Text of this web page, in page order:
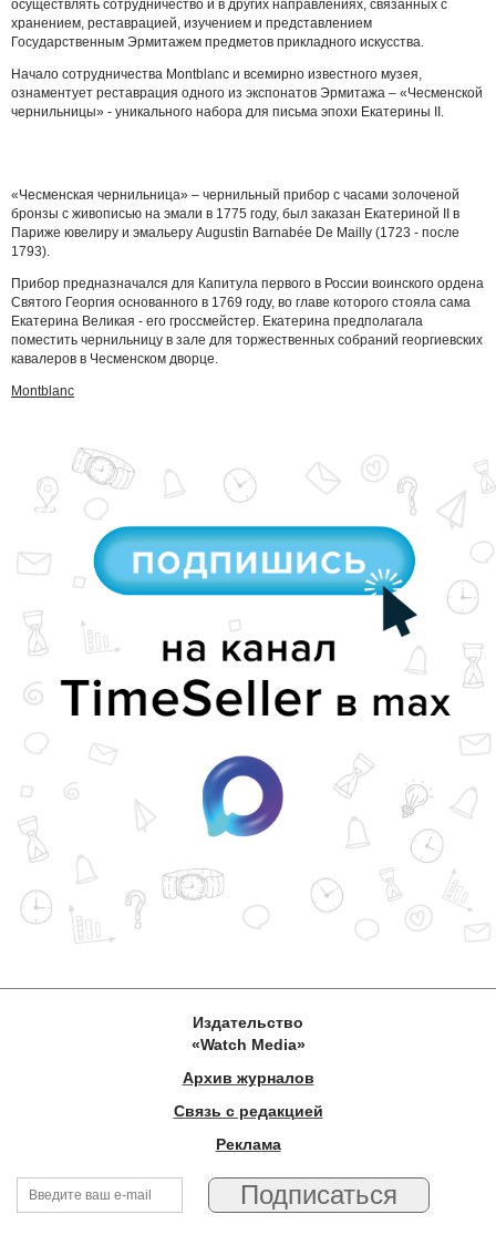
осуществлять сотрудничество и в других направлениях, связанных с
хранением, реставрацией, изучением и представлением
Государственным Эрмитажем предметов прикладного искусства.
Начало сотрудничества Montblanc и всемирно известного музея,
ознаментует реставрация одного из экспонатов Эрмитажа – «Чесменской
чернильницы» - уникального набора для письма эпохи Екатерины II.
«Чесменская чернильница» – чернильный прибор с часами золоченой
бронзы с живописью на эмали в 1775 году, был заказан Екатериной II в
Париже ювелиру и эмальеру Augustin Barnabée De Mailly (1723 - после
1793).
Прибор предназначался для Капитула первого в России воинского ордена
Святого Георгия основанного в 1769 году, во главе которого стояла сама
Екатерина Великая - его гроссмейстер. Екатерина предполагала
поместить чернильницу в зале для торжественных собраний георгиевских
кавалеров в Чесменском дворце.
Montblanc
Издательство
«Watch Media»
Архив журналов
Связь с редакцией
Реклама